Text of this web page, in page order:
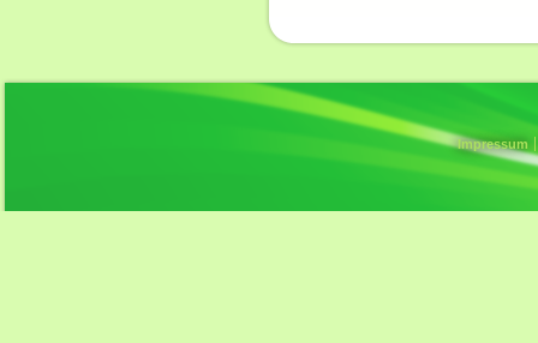
Impressum